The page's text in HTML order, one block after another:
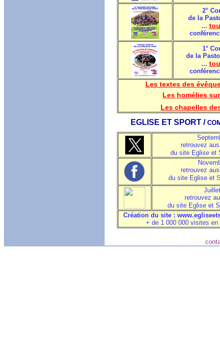
2°
de la
...
1°
de la
...
Les textes des
Les homélies
Les chapelles
EGLISE ET SPORT /
retrouvez
du site Eglise et
retrouvez
du site Eglise et
retrouvez
du site Eglise et
Création du site :
+ de 1 000 000 visites en